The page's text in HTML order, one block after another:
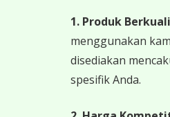
1. Produk
menggunakan
disediakan
spesifik Anda.